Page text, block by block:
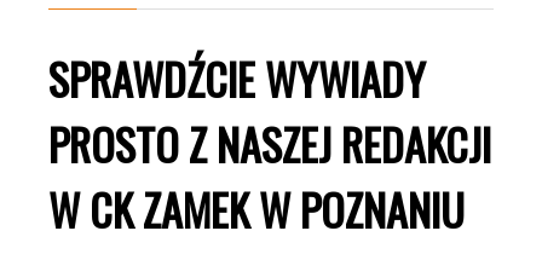
SPRAWDŹCIE WYWIADY
PROSTO Z NASZEJ REDAKCJI
W CK ZAMEK W POZNANIU